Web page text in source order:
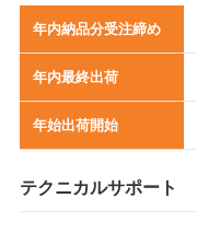
年内納品分受注締め
年内最終出荷
年始出荷開始
テクニカルサポート